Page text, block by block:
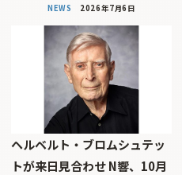
NEWS 2026年7月6日
ヘルベルト・ブロムシュテッ
トが来日見合わせ N響、10月